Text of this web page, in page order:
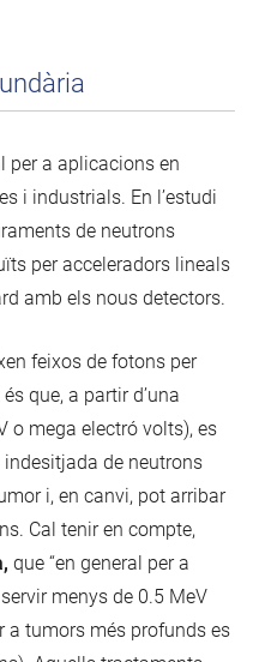
per a aplicacions en
i industrials. En l’estudi
de neutrons
per acceleradors lineals
amb els nous detectors.
feixos de fotons per
que, a partir d’una
o mega electró volts), es
de neutrons
i, en canvi, pot arribar
Cal tenir en compte,
que “en general per a
menys de 0.5 MeV
a tumors més profunds es